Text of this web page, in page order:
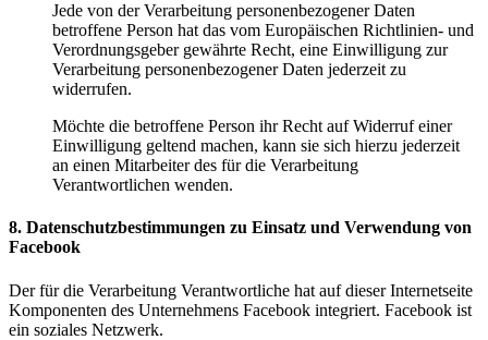
Jede von der Verarbeitung personenbezogener Daten
betroffene Person hat das vom Europäischen Richtlinien- und
Verordnungsgeber gewährte Recht, eine Einwilligung zur
Verarbeitung personenbezogener Daten jederzeit zu
widerrufen.
Möchte die betroffene Person ihr Recht auf Widerruf einer
Einwilligung geltend machen, kann sie sich hierzu jederzeit
an einen Mitarbeiter des für die Verarbeitung
Verantwortlichen wenden.
8. Datenschutzbestimmungen zu Einsatz und Verwendung von
Facebook
Der für die Verarbeitung Verantwortliche hat auf dieser Internetseite
Komponenten des Unternehmens Facebook integriert. Facebook ist
ein soziales Netzwerk.